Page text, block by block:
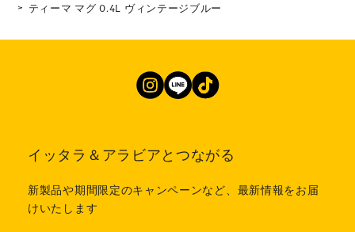
ティーマ マグ 0.4L ヴィンテージブルー
イッタラ＆アラビアとつながる
新製品や期間限定のキャンペーンなど、最新情報をお届
けいたします